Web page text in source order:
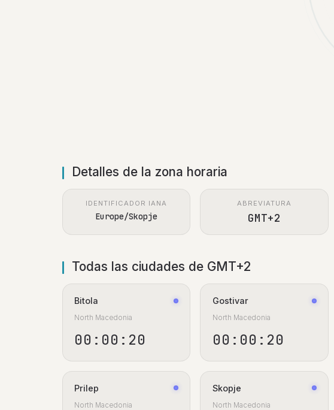
Detalles de la zona horaria
IDENTIFICADOR IANA
Europe/Skopje
ABREVIATURA
GMT+2
Todas las ciudades de GMT+2
Bitola
North Macedonia
00:00:21
Gostivar
North Macedonia
00:00:21
Prilep
North Macedonia
Skopje
North Macedonia